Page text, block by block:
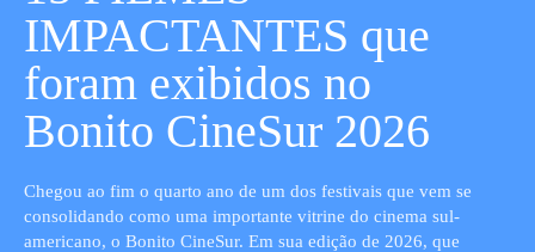
IMPACTANTES que
foram exibidos no
Bonito CineSur 2026
Chegou ao fim o quarto ano de um dos festivais que vem se
consolidando como uma importante vitrine do cinema sul-
americano, o Bonito CineSur. Em sua edição de 2026, que